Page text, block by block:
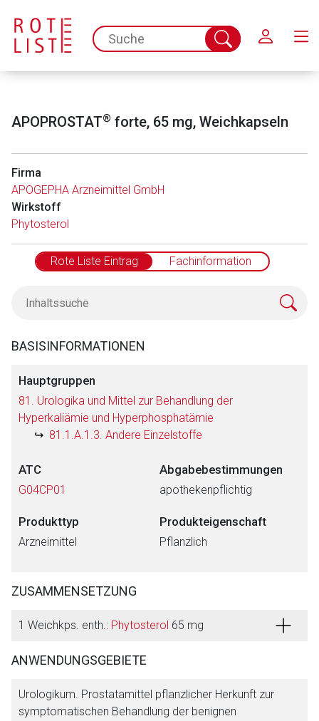
spc.search.input.placeholder
Suche
abschicken
APOPROSTAT® forte, 65 mg, Weichkapseln
Firma
APOGEPHA Arzneimittel GmbH
Wirkstoff
Phytosterol
Rote Liste Eintrag Fachinformation
BASISINFORMATIONEN
Hauptgruppen
81. Urologika und Mittel zur Behandlung der
Hyperkaliämie und Hyperphosphatämie
81.1.A.1.3. Andere Einzelstoffe
ATC
G04CP01
Abgabebestimmungen
apothekenpflichtig
Produkttyp
Arzneimittel
Produkteigenschaft
Pflanzlich
ZUSAMMENSETZUNG
1 Weichkps. enth.: Phytosterol 65 mg
ANWENDUNGSGEBIETE
Urologikum. Prostatamittel pflanzlicher Herkunft zur
symptomatischen Behandlung der benignen